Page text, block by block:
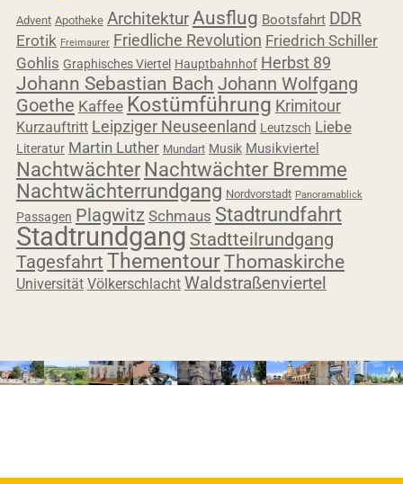
Advent Apotheke Architektur Ausflug Bootsfahrt DDR
Erotik Freimaurer Friedliche Revolution Friedrich Schiller
Gohlis Graphisches Viertel Hauptbahnhof Herbst 89
Johann Sebastian Bach Johann Wolfgang
Goethe Kaffee Kostümführung Krimitour
Kurzauftritt Leipziger Neuseenland Leutzsch Liebe
Literatur Martin Luther Mundart Musik Musikviertel
NachtwächterNachtwächter Bremme
Nachtwächterrundgang Nordvorstadt Panoramablick
Passagen Plagwitz Schmaus Stadtrundfahrt
Stadtrundgang Stadtteilrundgang
Tagesfahrt ThementourThomaskirche
Universität Völkerschlacht Waldstraßenviertel